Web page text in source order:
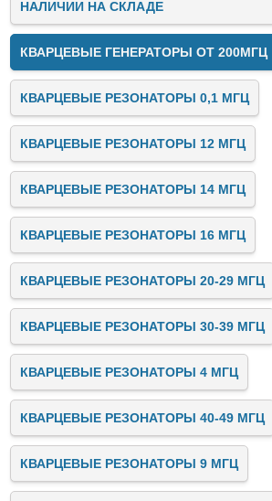
НАЛИЧИИ НА СКЛАДЕ
КВАРЦЕВЫЕ ГЕНЕРАТОРЫ ОТ 200МГЦ
КВАРЦЕВЫЕ РЕЗОНАТОРЫ 0,1 МГЦ
КВАРЦЕВЫЕ РЕЗОНАТОРЫ 12 МГЦ
КВАРЦЕВЫЕ РЕЗОНАТОРЫ 14 МГЦ
КВАРЦЕВЫЕ РЕЗОНАТОРЫ 16 МГЦ
КВАРЦЕВЫЕ РЕЗОНАТОРЫ 20-29 МГЦ
КВАРЦЕВЫЕ РЕЗОНАТОРЫ 30-39 МГЦ
КВАРЦЕВЫЕ РЕЗОНАТОРЫ 4 МГЦ
КВАРЦЕВЫЕ РЕЗОНАТОРЫ 40-49 МГЦ
КВАРЦЕВЫЕ РЕЗОНАТОРЫ 9 МГЦ